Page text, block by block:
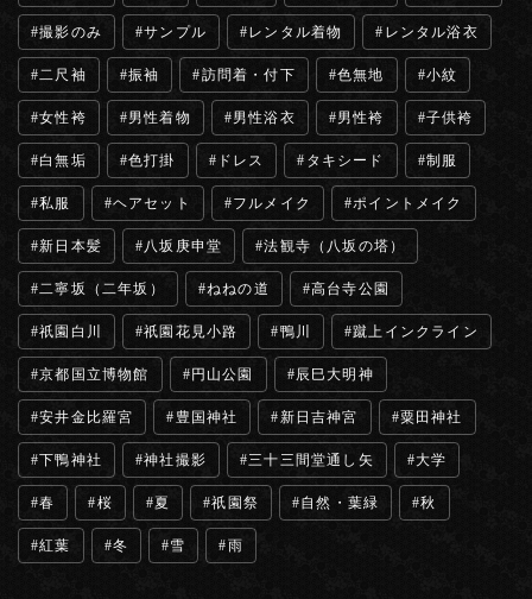
撮影のみ サンプル レンタル着物 レンタル浴衣
二尺袖 振袖 訪問着・付下 色無地 小紋
女性袴 男性着物 男性浴衣 男性袴 子供袴
白無垢 色打掛 ドレス タキシード 制服
私服 ヘアセット フルメイク ポイントメイク
新日本髪 八坂庚申堂 法観寺（八坂の塔）
二寧坂（二年坂） ねねの道 高台寺公園
祇園白川 祇園花見小路 鴨川 蹴上インクライン
京都国立博物館 円山公園 辰巳大明神
安井金比羅宮 豊国神社 新日吉神宮 粟田神社
下鴨神社 神社撮影 三十三間堂通し矢 大学
春 桜 夏 祇園祭 自然・葉緑 秋
紅葉 冬 雪 雨